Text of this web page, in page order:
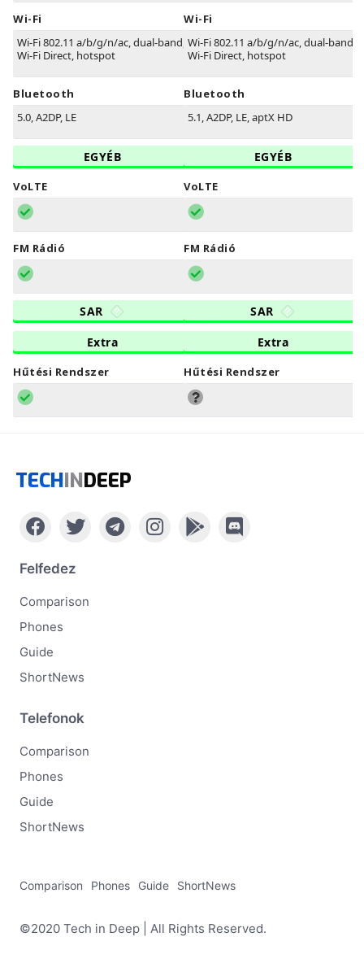
Wi-Fi
Wi-Fi 802.11 a/b/g/n/ac, dual-band,
Wi-Fi Direct, hotspot
Bluetooth
5.0, A2DP, LE
EGYÉB
VoLTE
FM Rádió
SAR
Extra
Hűtési Rendszer
Wi-Fi
Wi-Fi 802.11 a/b/g/n/ac, dual-band,
Wi-Fi Direct, hotspot
Bluetooth
5.1, A2DP, LE, aptX HD
EGYÉB
VoLTE
FM Rádió
SAR
Extra
Hűtési Rendszer
TECHINDEEP
Felfedez
Comparison
Phones
Guide
ShortNews
Telefonok
Comparison
Phones
Guide
ShortNews
Comparison Phones Guide ShortNews
©2020 Tech in Deep | All Rights Reserved.